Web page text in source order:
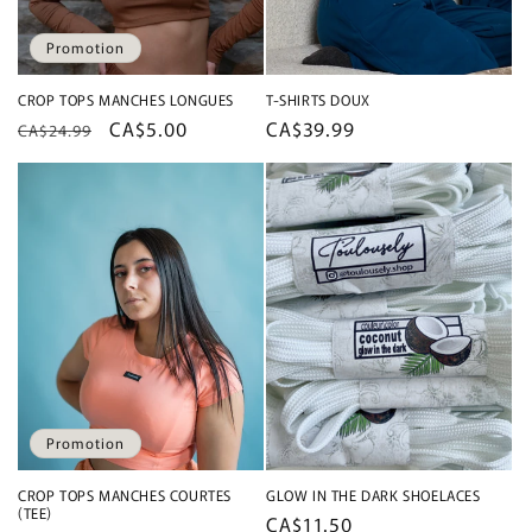
Promotion
CROP TOPS MANCHES LONGUES
Prix
habituel
CA$24.99
Prix
promotionnel
CA$5.00
T-SHIRTS DOUX
Prix
habituel
CA$39.99
Promotion
CROP TOPS MANCHES COURTES
(TEE)
GLOW IN THE DARK SHOELACES
Prix
CA$11.50